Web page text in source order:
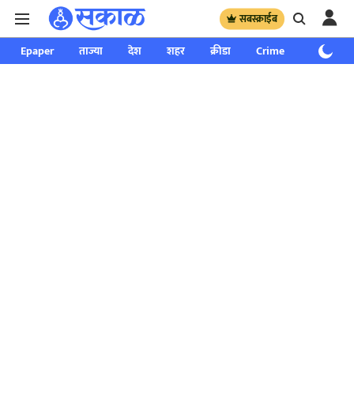
सबस्क्राईब
Epaper ताज्या देश शहर क्रीडा Crime साप्ताहिक